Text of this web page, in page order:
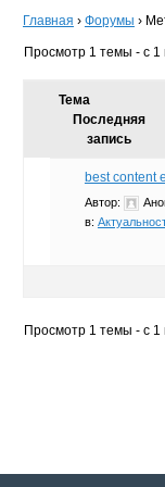
Главная › Форумы ›
Просмотр 1 темы - с 1
Тема
Последняя
запись
best content
Автор:
в:
Просмотр 1 темы - с 1